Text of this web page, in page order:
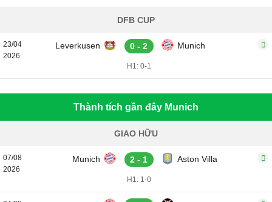
DFB CUP
23/04
2026
Leverkusen 0 - 2 Munich
H1: 0-1
Thành tích gần đây Munich
GIAO HỮU
07/08
2026
Munich 2 - 1 Aston Villa
H1: 1-0